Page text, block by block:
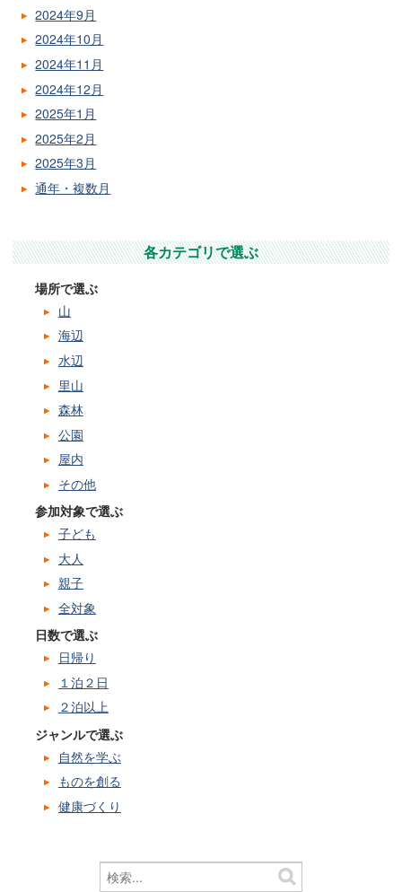
2024年9月
2024年10月
2024年11月
2024年12月
2025年1月
2025年2月
2025年3月
通年・複数月
各カテゴリで選ぶ
場所で選ぶ
山
海辺
水辺
里山
森林
公園
屋内
その他
参加対象で選ぶ
子ども
大人
親子
全対象
日数で選ぶ
日帰り
１泊２日
２泊以上
ジャンルで選ぶ
自然を学ぶ
ものを創る
健康づくり